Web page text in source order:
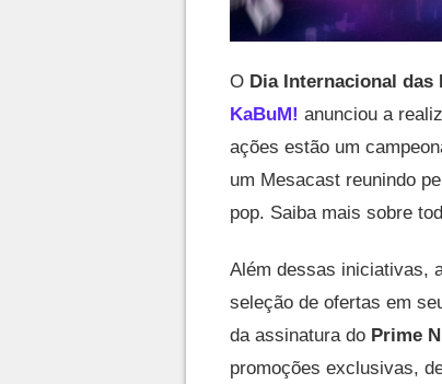
O Dia Internacional das
KaBuM! anunciou a
ações estão um
um Mesacast reunindo
pop. Saiba mais sobre
Além dessas iniciativas,
seleção de ofertas em
da assinatura do Prime
promoções exclusivas,